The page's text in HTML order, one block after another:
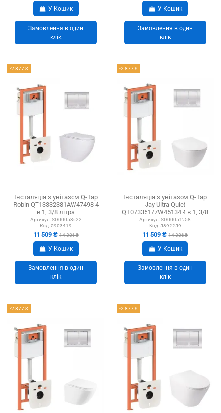
У Кошик
Замовлення в один
клік
У Кошик
Замовлення в один
клік
-2 877 ₴
Інсталяція з унітазом Q-Tap
Robin QT13332381AW47498 4
в 1, 3/8 літра
Артикул: SD00053622
Код: 5903419
11 509 ₴14 386 ₴
У Кошик
Замовлення в один
клік
-2 877 ₴
Інсталяція з унітазом Q-Tap
Jay Ultra Quiet
QT07335177W45134 4 в 1, 3/8
літра
Артикул: SD00051258
Код: 5892259
11 509 ₴14 386 ₴
У Кошик
Замовлення в один
клік
-2 877 ₴ -2 877 ₴